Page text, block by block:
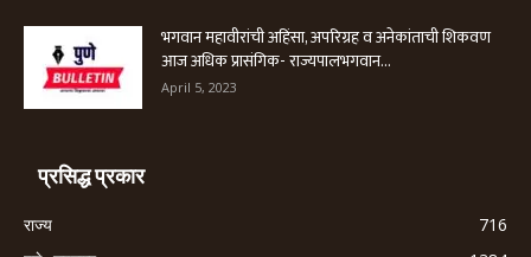
भगवान महावीरांची अहिंसा, अपरिग्रह व अनेकांताची शिकवण
आज अधिक प्रासंगिक- राज्यपालभगवान...
April 5, 2023
प्रसिद्ध प्रकार
राज्य
716